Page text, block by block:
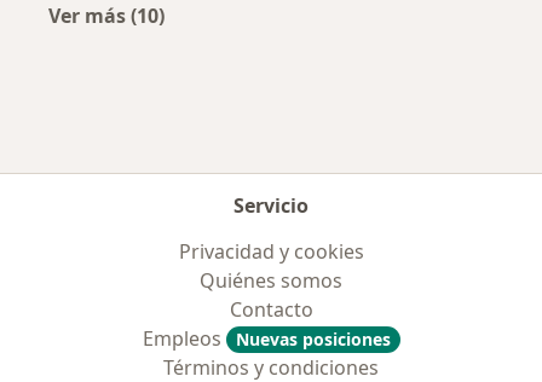
Ver más (10)
Servicio
Privacidad y cookies
Quiénes somos
Contacto
Empleos
Nuevas posiciones
Términos y condiciones